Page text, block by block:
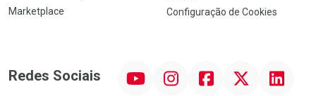
Marketplace
Configuração de Cookies
Redes Sociais InstagramFacebookTwitter Linkedin